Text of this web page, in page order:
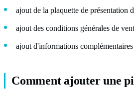
ajout de la plaquette de présentation
ajout des conditions générales de
ajout d'informations complémentaires
Comment ajouter une